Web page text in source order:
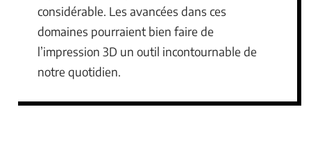
considérable. Les avancées dans ces
domaines pourraient bien faire de
l’impression 3D un outil incontournable de
notre quotidien.